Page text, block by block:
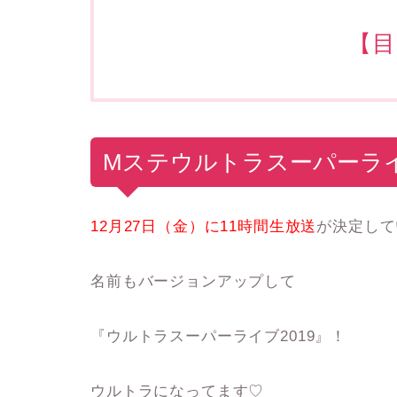
【
Mステウルトラスーパーラ
12月27日（金）に11時間生放送が決定し
名前もバージョンアップして
『ウルトラスーパーライブ2019』！
ウルトラになってます♡